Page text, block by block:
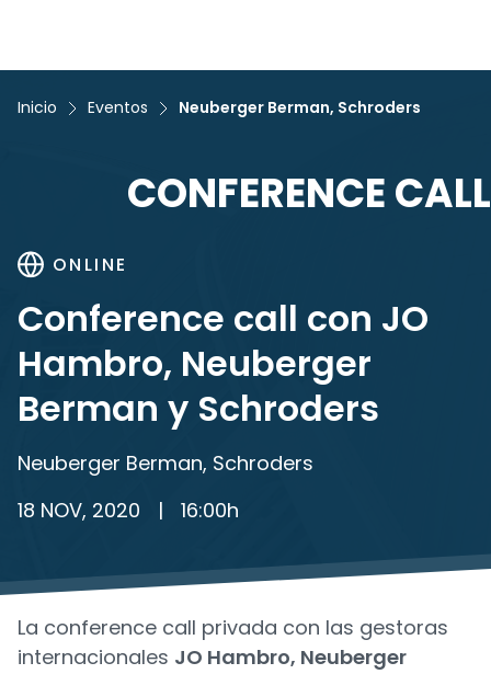
Inicio Eventos Neuberger Berman, Schroders
CONFERENCE CALL
ONLINE
Conference call con JO
Hambro, Neuberger
Berman y Schroders
Neuberger Berman, Schroders
18 NOV, 2020
| 16:00h
La conference call privada con las gestoras
internacionales JO Hambro, Neuberger